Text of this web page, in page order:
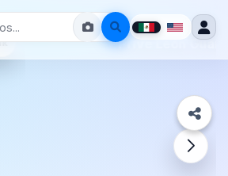
León Guanajuato